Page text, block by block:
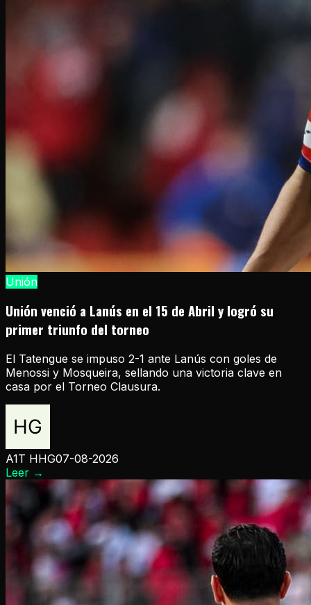
Unión
Unión venció a Lanús en el 15 de Abril y logró su
primer triunfo del torneo
El Tatengue se impuso 2-1 ante Lanús con goles de
Menossi y Mosqueira, sellando una victoria clave en
casa por el Torneo Clausura.
A1T HHG07-08-2026
Leer →